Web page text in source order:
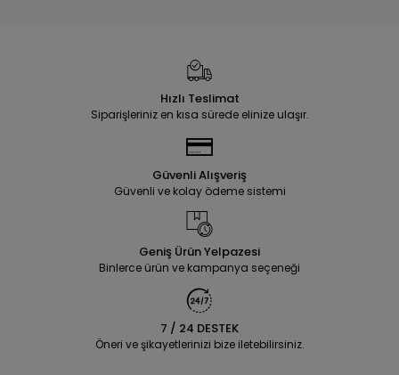
Hızlı Teslimat
Siparişleriniz en kısa sürede elinize ulaşır.
Güvenli Alışveriş
Güvenli ve kolay ödeme sistemi
Geniş Ürün Yelpazesi
Binlerce ürün ve kampanya seçeneği
7 / 24 DESTEK
Öneri ve şikayetlerinizi bize iletebilirsiniz.